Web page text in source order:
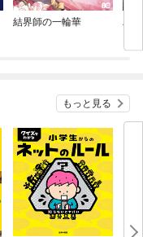
結界師の一輪華
バ
今
もっと見る